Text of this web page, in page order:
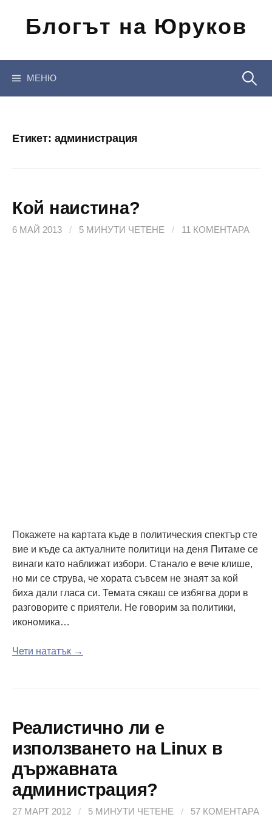
съдържанието
Блогът на Юруков
МЕНЮ
Етикет: администрация
Кой наистина?
6 МАЙ 2013 / 5 МИНУТИ ЧЕТЕНЕ / 11 КОМЕНТАРА
Покажете на картата къде в политическия спектър сте
вие и къде са актуалните политици на деня Питаме се
винаги като наближат избори. Станало е вече клише,
но ми се струва, че хората съвсем не знаят за кой
биха дали гласа си. Темата сякаш се избягва дори в
разговорите с приятели. Не говорим за политики,
икономика…
Чети нататък →
Реалистично ли е
използването на Linux в
държавната
администрация?
27 МАРТ 2012 / 5 МИНУТИ ЧЕТЕНЕ / 57 КОМЕНТАРА